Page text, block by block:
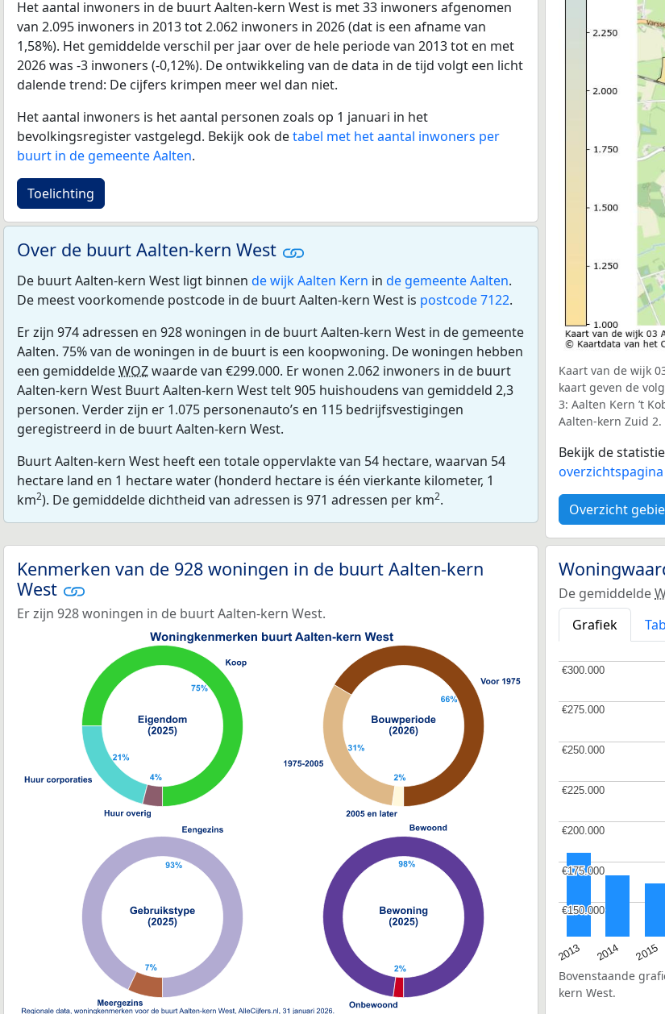
Het aantal inwoners in de buurt Aalten-kern West is met 33 inwoners afgenomen
van 2.095 inwoners in 2013 tot 2.062 inwoners in 2026 (dat is een afname van
1,58%). Het gemiddelde verschil per jaar over de hele periode van 2013 tot en met
2026 was -3 inwoners (-0,12%). De ontwikkeling van de data in de tijd volgt een licht
dalende trend: De cijfers krimpen meer wel dan niet.
Het aantal inwoners is het aantal personen zoals op 1 januari in het
bevolkingsregister vastgelegd. Bekijk ook detabel met het aantal inwoners per
buurt in de gemeente Aalten.
Toelichting
Over de buurt Aalten-kern West
De buurt Aalten-kern West ligt binnen de wijk Aalten Kern in de gemeente Aalten.
De meest voorkomende postcode in de buurt Aalten-kern West is postcode 7122.
Er zijn 974 adressen en 928 woningen in de buurt Aalten-kern West in de gemeente
Aalten. 75% van de woningen in de buurt is een koopwoning. De woningen hebben
een gemiddeldeWOZwaarde van €299.000. Er wonen 2.062 inwoners in de buurt
Aalten-kern West Buurt Aalten-kern West telt 905 huishoudens van gemiddeld 2,3
personen. Verder zijn er 1.075 personenauto’s en 115 bedrijfsvestigingen
geregistreerd in de buurt Aalten-kern West.
Buurt Aalten-kern West heeft een totale oppervlakte van 54 hectare, waarvan 54
hectare land en 1 hectare water (honderd hectare is één vierkante kilometer, 1
km2). De gemiddelde dichtheid van adressen is 971 adressen per km2.
Kaart van de wijk
kaart geven de
3: Aalten Kern ’t
Aalten-kern Zuid 2.
Bekijk de
Overzicht
Kenmerken van de 928 woningen in de buurt Aalten-kern
West
Er zijn 928 woningen in de buurt Aalten-kern West.
De gemiddelde
Grafiek
2013 2014 2015
€150.000
€150.000
€175.000
€175.000
€200.000
€200.000
€225.000
€225.000
€250.000
€250.000
€275.000
€275.000
€300.000
€300.000
Bovenstaande
kern West.